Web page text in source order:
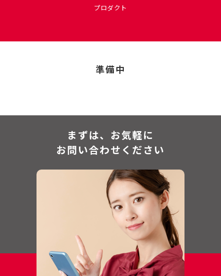
プロダクト
準備中
まずは、お気軽に
お問い合わせください